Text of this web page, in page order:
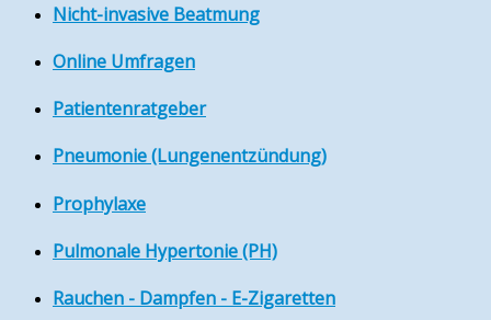
Nicht-invasive Beatmung
Online Umfragen
Patientenratgeber
Pneumonie (Lungenentzündung)
Prophylaxe
Pulmonale Hypertonie (PH)
Rauchen - Dampfen - E-Zigaretten